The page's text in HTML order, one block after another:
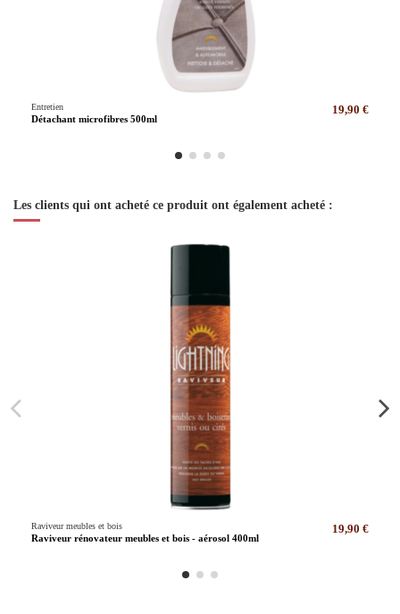
Entretien
Détachant microfibres 500ml
19,90 €
Les clients qui ont acheté ce produit ont également acheté :
Raviveur meubles et bois
Raviveur rénovateur meubles et bois - aérosol 400ml
19,90 €